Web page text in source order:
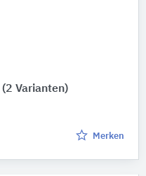
(2 Varianten)
Merken